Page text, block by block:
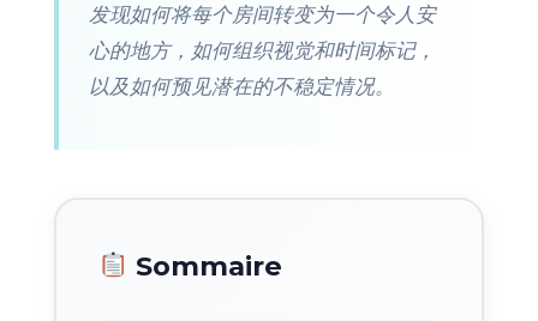
发现如何将每个房间转变为一个令人安
心的地方，如何组织视觉和时间标记，
以及如何预见潜在的不稳定情况。
Sommaire